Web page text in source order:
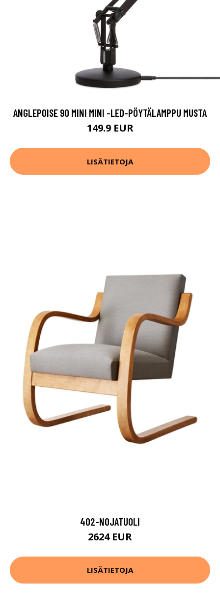
ANGLEPOISE 90 MINI MINI -LED-PÖYTÄLAMPPU MUSTA
149.9 EUR
LISÄTIETOJA
402-NOJATUOLI
2624 EUR
LISÄTIETOJA